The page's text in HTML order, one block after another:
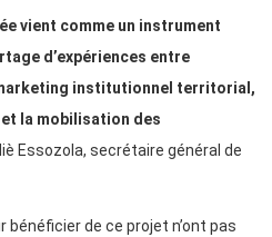
vient comme un instrument
d’expériences entre
institutionnel territorial,
la mobilisation des
Essozola, secrétaire général de
de ce projet n’ont pas